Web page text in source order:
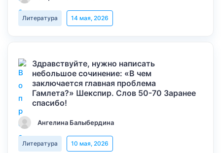
Литература 14 мая, 2026
Здравствуйте, нужно написать
небольшое сочинение: «В чем
заключается главная проблема
Гамлета?» Шекспир. Слов 50-70 Заранее
спасибо!
Ангелина Балыбердина
Литература 10 мая, 2026